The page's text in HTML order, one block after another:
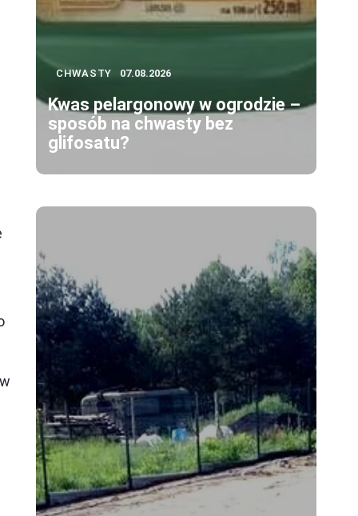
CHWASTY 07.08.2026
Kwas pelargonowy w ogrodzie –
sposób na chwasty bez
glifosatu?